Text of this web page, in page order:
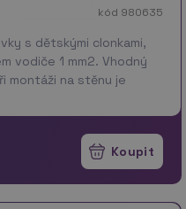
kód 980635
s dětskými clonkami,
vodiče 1 mm2. Vhodný
montáži na stěnu je